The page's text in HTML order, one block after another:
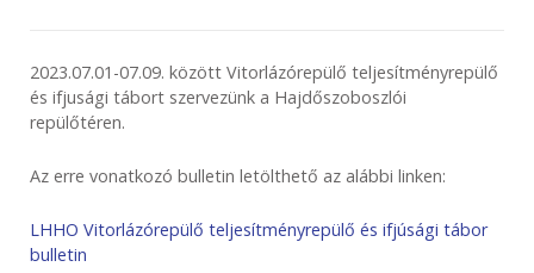
2023.07.01-07.09. között Vitorlázórepülő teljesítményrepülő
és ifjusági tábort szervezünk a Hajdőszoboszlói
repülőtéren.
Az erre vonatkozó bulletin letölthető az alábbi linken:
LHHO Vitorlázórepülő teljesítményrepülő és ifjúsági tábor
bulletin